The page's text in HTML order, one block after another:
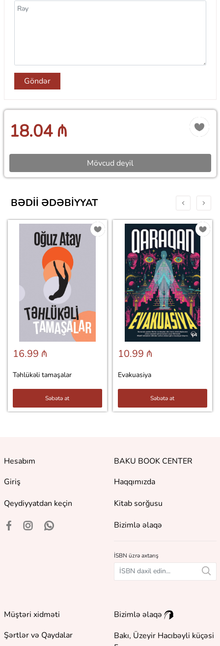
Göndər
18.04 ₼
Mövcud deyil
BƏDII ƏDƏBIYYAT
16.99 ₼
Təhlükəli tamaşalar
Səbətə at
10.99 ₼
Evakuasiya
Səbətə at
Hesabım
Giriş
Qeydiyyatdan keçin
BAKU BOOK CENTER
Haqqımızda
Kitab sorğusu
Bizimlə əlaqə
İSBN üzrə axtarış
Müştəri xidməti
Şərtlər və Qaydalar
Bizimlə əlaqə
Bakı, Üzeyir Hacıbəyli küçəsi